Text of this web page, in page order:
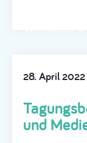
28. April 2022
und